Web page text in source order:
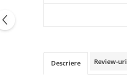
Descriere Review-uri